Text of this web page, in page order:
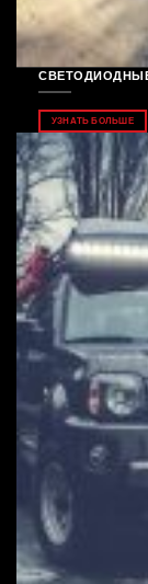
СВЕТОДИОДНЫЕ
УЗНАТЬ БОЛЬШЕ